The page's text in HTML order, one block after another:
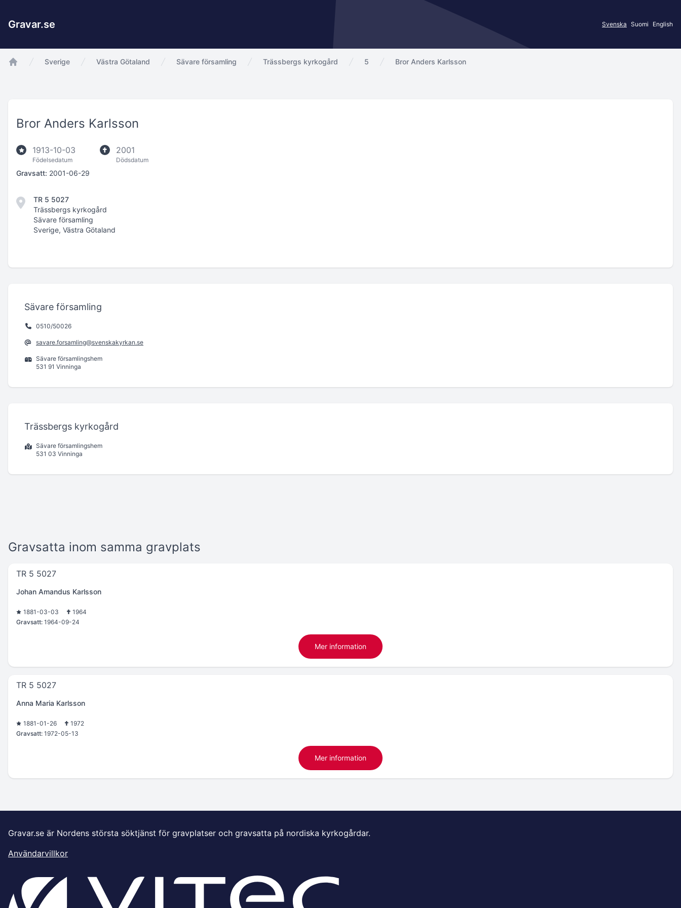
Gravar.se Svenska Suomi English
Sverige Västra Götaland Sävare församling Trässbergs kyrkogård 5 Bror Anders Karlsson
Bror Anders Karlsson
1913-10-03
Födelsedatum
2001
Dödsdatum
Gravsatt: 2001-06-29
TR 5 5027
Trässbergs kyrkogård
Sävare församling
Sverige, Västra Götaland
Sävare församling
0510/50026
savare.forsamling@svenskakyrkan.se
Sävare församlingshem
531 91 Vinninga
Trässbergs kyrkogård
Sävare församlingshem
531 03 Vinninga
Gravsatta inom samma gravplats
TR 5 5027
Johan Amandus Karlsson
1881-03-03
1964
Gravsatt: 1964-09-24
Mer information
TR 5 5027
Anna Maria Karlsson
1881-01-26
1972
Gravsatt: 1972-05-13
Mer information
Gravar.se är Nordens största söktjänst för gravplatser och gravsatta på nordiska kyrkogårdar.
Användarvillkor